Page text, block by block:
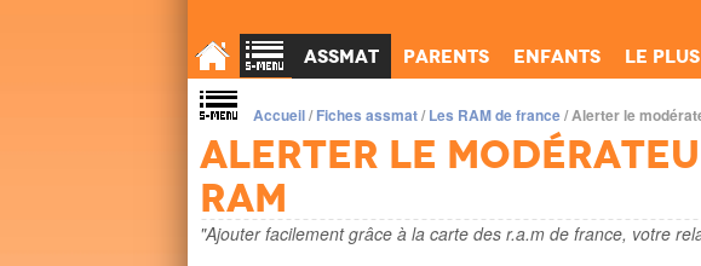
Assmat Parents Enfants Le Plus
Accueil/Fiches assmat/Les RAM de france/Alerter le
Alerter le
ram
"Ajouter facilement grâce à la carte des r.a.m de france, votre